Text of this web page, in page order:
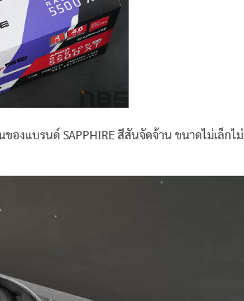
องแบรนด์ SAPPHIRE สีสันจัดจ้าน ขนาดไม่เล็กไม่